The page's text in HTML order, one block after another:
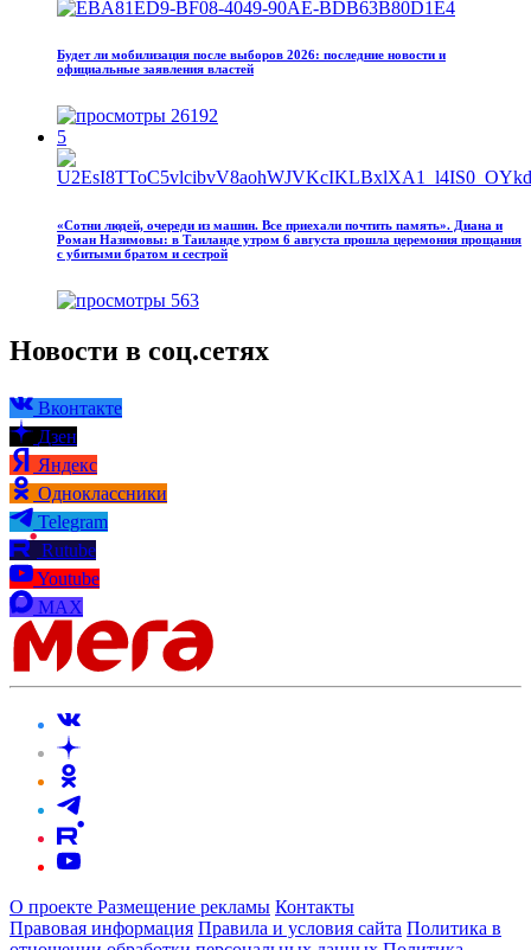
Будет ли мобилизация после выборов 2026: последние новости и
официальные заявления властей
26192
5
«Сотни людей, очереди из машин. Все приехали почтить память». Диана и
Роман Назимовы: в Таиланде утром 6 августа прошла церемония прощания
с убитыми братом и сестрой
563
Новости в соц.сетях
Вконтакте
Дзен
Яндекс
Одноклассники
Telegram
Rutube
Youtube
MAX
О проекте Размещение рекламы Контакты
Правовая информация Правила и условия сайта Политика в